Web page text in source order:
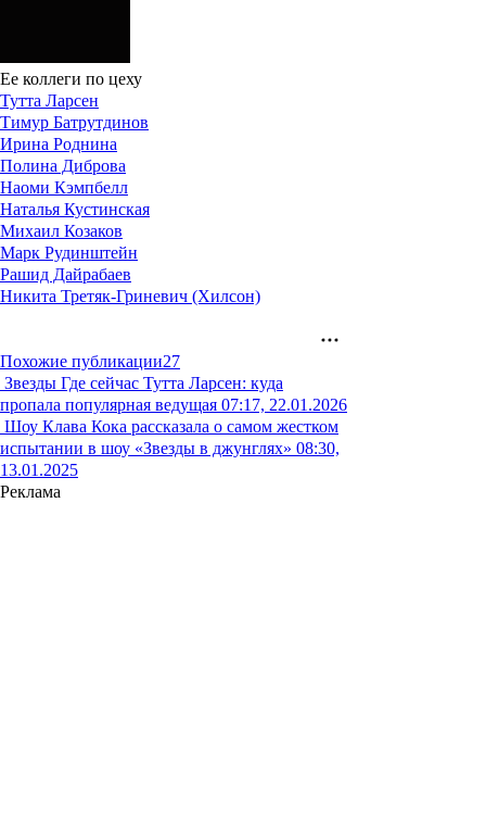
Ее коллеги по цеху
Тутта Ларсен
Тимур Батрутдинов
Ирина Роднина
Полина Диброва
Наоми Кэмпбелл
Наталья Кустинская
Михаил Козаков
Марк Рудинштейн
Рашид Дайрабаев
Никита Третяк-Гриневич (Хилсон)
Похожие публикации27
Звезды Где сейчас Тутта Ларсен: куда
пропала популярная ведущая 07:17, 22.01.2026
Шоу Клава Кока рассказала о самом жестком
испытании в шоу «Звезды в джунглях» 08:30,
13.01.2025
Реклама